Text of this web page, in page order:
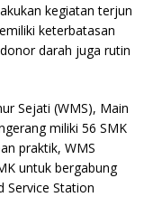
kegiatan terjun
keterbatasan
darah juga rutin
Sejati (WMS), Main
miliki 56 SMK
praktik, WMS
untuk bergabung
Service Station